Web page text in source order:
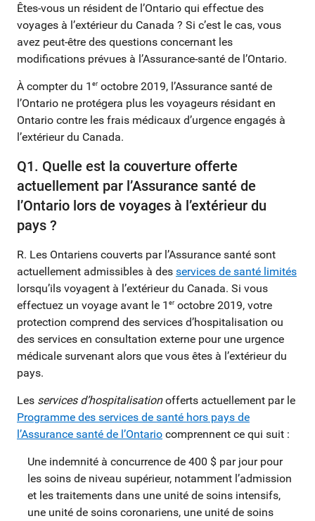
Êtes-vous un résident de l’Ontario qui effectue des
voyages à l’extérieur du Canada ? Si c’est le cas, vous
avez peut-être des questions concernant les
modifications prévues à l’Assurance-santé de l’Ontario.
À compter du 1 er octobre 2019, l’Assurance santé de
l’Ontario ne protégera plus les voyageurs résidant en
Ontario contre les frais médicaux d’urgence engagés à
l’extérieur du Canada.
Q1. Quelle est la couverture offerte
actuellement par l’Assurance santé de
l’Ontario lors de voyages à l’extérieur du
pays ?
R. Les Ontariens couverts par l’Assurance santé sont
actuellement admissibles à des services de santé limités
lorsqu’ils voyagent à l’extérieur du Canada. Si vous
effectuez un voyage avant le 1 er octobre 2019, votre
protection comprend des services d’hospitalisation ou
des services en consultation externe pour une urgence
médicale survenant alors que vous êtes à l’extérieur du
pays.
Les services d’hospitalisationofferts actuellement par le
Programme des services de santé hors pays de
l’Assurance santé de l’Ontario comprennent ce qui suit :
Une indemnité à concurrence de 400 $ par jour pour
les soins de niveau supérieur, notamment l’admission
et les traitements dans une unité de soins intensifs,
une unité de soins coronariens, une unité de soins